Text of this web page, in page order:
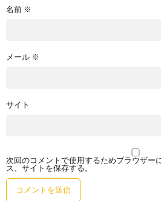
名前 ※
メール ※
サイト
次回のコメントで使用するためブラウザー
ス、サイトを保存する。